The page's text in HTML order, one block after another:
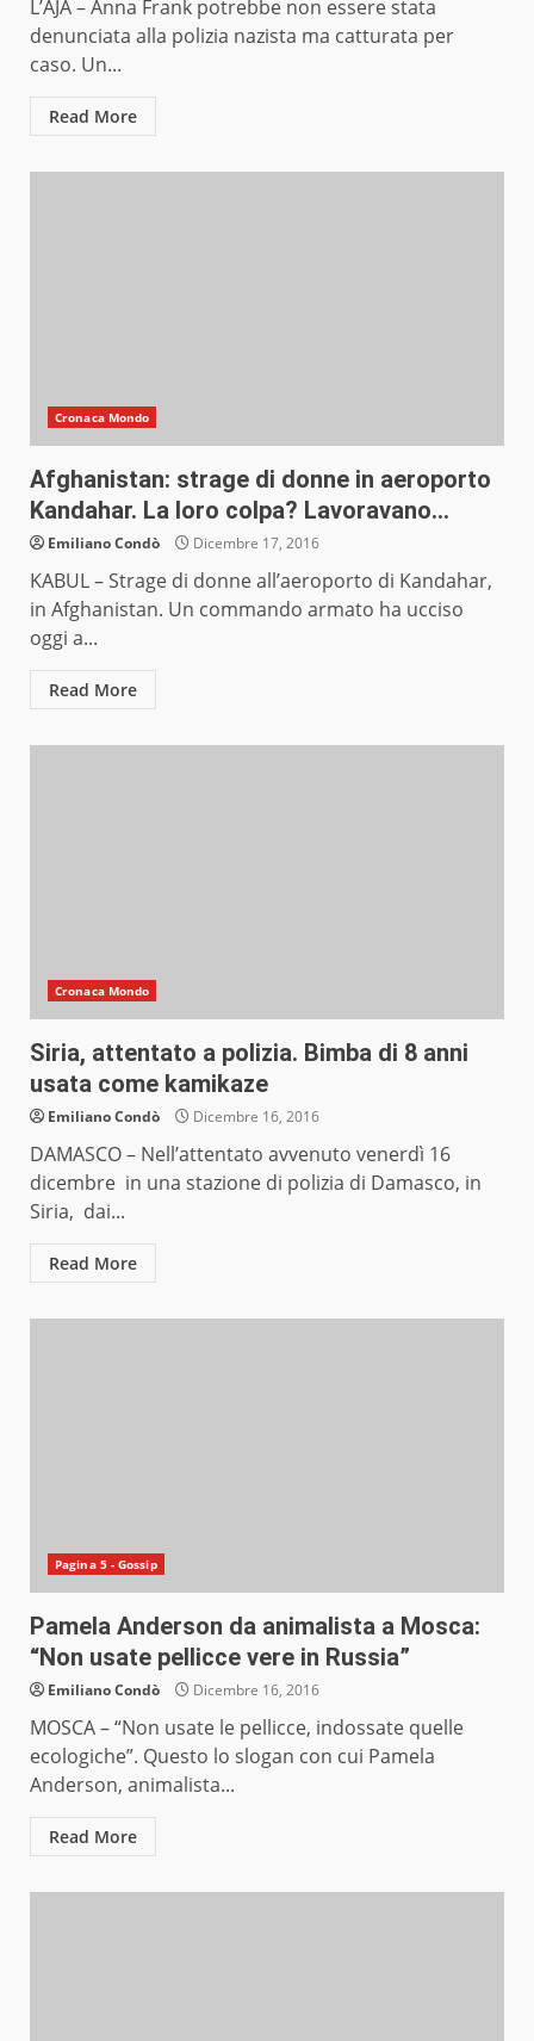
L’AJA – Anna Frank potrebbe non essere stata
denunciata alla polizia nazista ma catturata per
caso. Un...
Read More
Cronaca Mondo
Afghanistan: strage di donne in aeroporto
Kandahar. La loro colpa? Lavoravano…
Emiliano Condò Dicembre 17, 2016
KABUL – Strage di donne all’aeroporto di Kandahar,
in Afghanistan. Un commando armato ha ucciso
oggi a...
Read More
Cronaca Mondo
Siria, attentato a polizia. Bimba di 8 anni
usata come kamikaze
Emiliano Condò Dicembre 16, 2016
DAMASCO – Nell’attentato avvenuto venerdì 16
dicembre in una stazione di polizia di Damasco, in
Siria, dai...
Read More
Pagina 5 - Gossip
Pamela Anderson da animalista a Mosca:
“Non usate pellicce vere in Russia”
Emiliano Condò Dicembre 16, 2016
MOSCA – “Non usate le pellicce, indossate quelle
ecologiche”. Questo lo slogan con cui Pamela
Anderson, animalista...
Read More